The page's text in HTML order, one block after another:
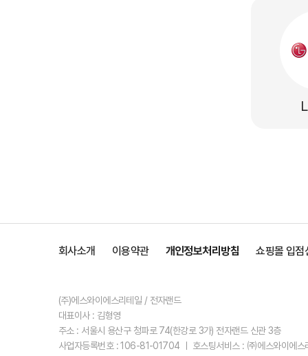
회사소개 이용약관 개인정보처리방침 쇼핑몰 입점
(주)에스와이에스리테일 / 전자랜드
대표이사 : 김형영
주소 : 서울시 용산구 청파로 74(한강로 3가) 전자랜드 신관 3층
사업자등록번호 : 106-81-01704 ㅣ 호스팅서비스 : ㈜에스와이에